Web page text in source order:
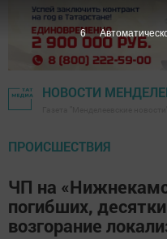
НОВОСТИ
ПРОИСШЕСТВИЯ
ЧП на
погибших,
возгорание
5